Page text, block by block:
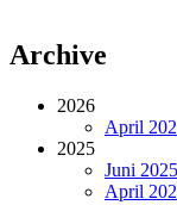
Archive
2026
April
2025
Juni 2025
April